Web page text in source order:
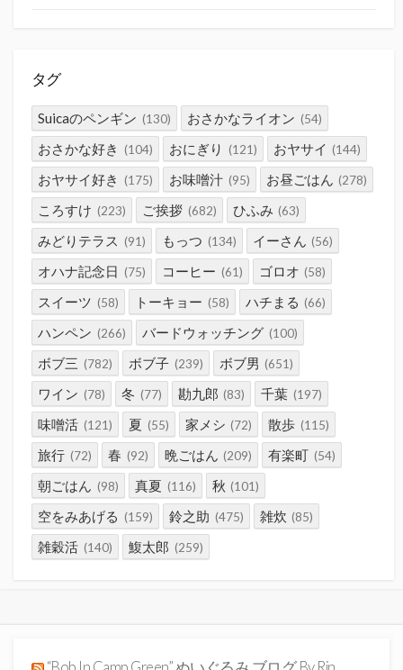
タグ
Suicaのペンギン (130) おさかなライオン (54)
おさかな好き (104) おにぎり (121) おヤサイ (144)
おヤサイ好き (175) お味噌汁 (95) お昼ごはん (278)
ころすけ (223) ご挨拶 (682) ひふみ (63)
みどりテラス (91) もっつ (134) イーさん (56)
オハナ記念日 (75) コーヒー (61) ゴロオ (58)
スイーツ (58) トーキョー (58) ハチまる (66)
ハンペン (266) バードウォッチング (100)
ボブ三 (782) ボブ子 (239) ボブ男 (651)
ワイン (78) 冬 (77) 勘九郎 (83) 千葉 (197)
味噌活 (121) 夏 (55) 家メシ (72) 散歩 (115)
旅行 (72) 春 (92) 晩ごはん (209) 有楽町 (54)
朝ごはん (98) 真夏 (116) 秋 (101)
空をみあげる (159) 鈴之助 (475) 雑炊 (85)
雑穀活 (140) 鰒太郎 (259)